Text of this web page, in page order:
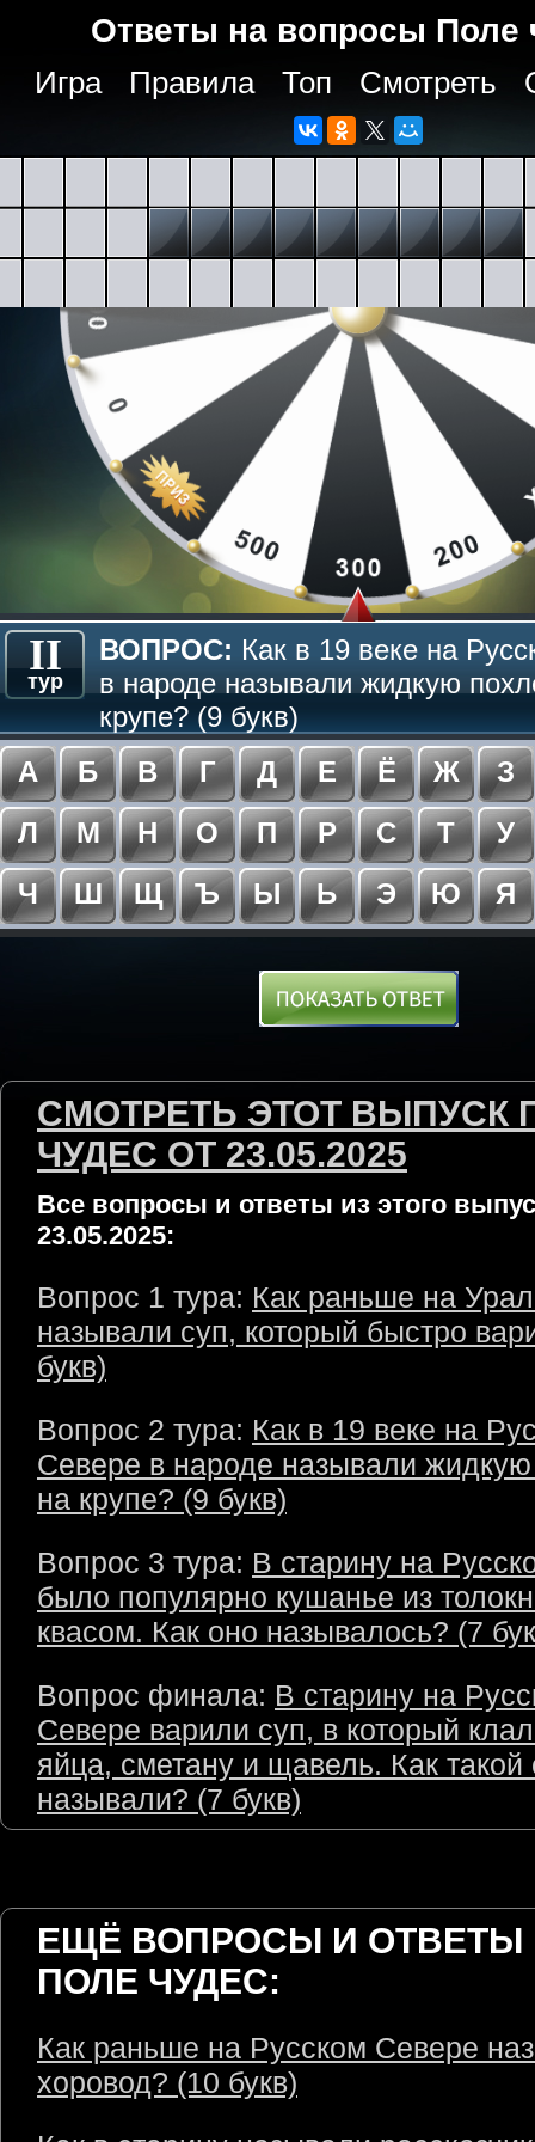
Ответы на вопросы Поле
Игра Правила Топ Смотреть
II
тур
ВОПРОС: Как в 19 веке на
в народе называли жидкую
крупе? (9 букв)
А
Б В Г Д Е Ё Ж
З
Л
М Н О П Р С Т
У
Ч
Ш Щ Ъ Ы Ь Э Ю Я
СМОТРЕТЬ ЭТОТ ВЫПУСК
ЧУДЕС ОТ 23.05.2025
Все вопросы и ответы из этого
23.05.2025:
Вопрос 1 тура: Как раньше на
называли суп, который быстро
букв)
Вопрос 2 тура: Как в 19 веке на
Севере в народе называли жидкую
на крупе? (9 букв)
Вопрос 3 тура: В старину на
было популярно кушанье из
квасом. Как оно называлось? (7
Вопрос финала: В старину на
Севере варили суп, в который
яйца, сметану и щавель. Как такой
называли? (7 букв)
ЕЩЁ ВОПРОСЫ И ОТВЕТЫ
ПОЛЕ ЧУДЕС:
Как раньше на Русском Севере
хоровод? (10 букв)